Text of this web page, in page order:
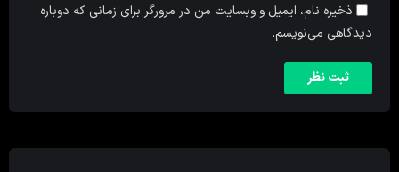
ذخیره نام، ایمیل و وبسایت من در مرورگر برای زمانی که دوباره
دیدگاهی می‌نویسم.